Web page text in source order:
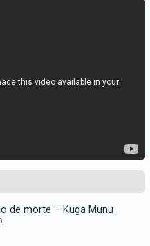
de morte – Kuga Munu